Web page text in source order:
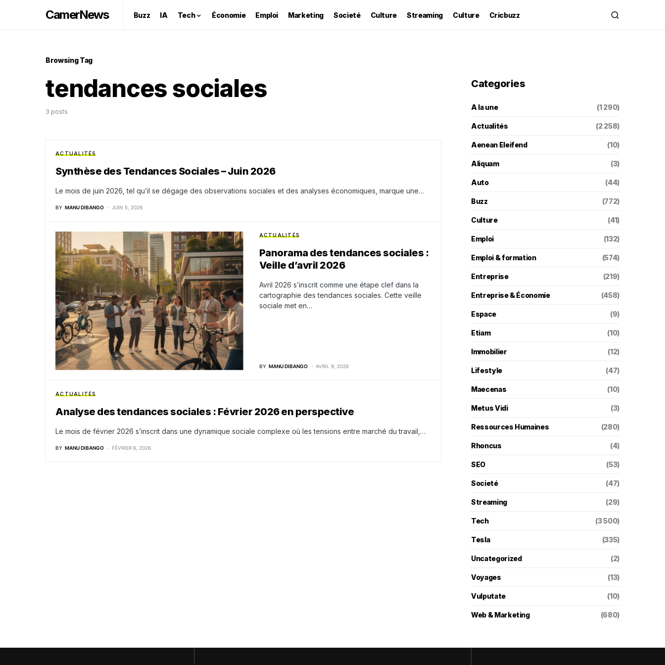
CamerNews Buzz IA Tech Économie Emploi Marketing Societé Culture Streaming Culture Cricbuzz
Browsing Tag
tendances sociales
3 posts
ACTUALITÉS
Synthèse des Tendances Sociales – Juin 2026
Le mois de juin 2026, tel qu’il se dégage des observations sociales et des analyses économiques, marque une…
BY MANU DIBANGO JUIN 5, 2026
ACTUALITÉS
Panorama des tendances sociales :
Veille d’avril 2026
Avril 2026 s’inscrit comme une étape clef dans la
cartographie des tendances sociales. Cette veille
sociale met en…
BY MANU DIBANGO AVRIL 9, 2026
ACTUALITÉS
Analyse des tendances sociales : Février 2026 en perspective
Le mois de février 2026 s’inscrit dans une dynamique sociale complexe où les tensions entre marché du travail,…
BY MANU DIBANGO FÉVRIER 6, 2026
Categories
A la une (1 290)
Actualités (2 258)
Aenean Eleifend (10)
Aliquam (3)
Auto (44)
Buzz (772)
Culture (41)
Emploi (132)
Emploi & formation (574)
Entreprise (219)
Entreprise & Économie (458)
Espace (9)
Etiam (10)
Immobilier (12)
Lifestyle (47)
Maecenas (10)
Metus Vidi (3)
Ressources Humaines (280)
Rhoncus (4)
SEO (53)
Societé (47)
Streaming (29)
Tech (3 500)
Tesla (335)
Uncategorized (2)
Voyages (13)
Vulputate (10)
Web & Marketing (680)